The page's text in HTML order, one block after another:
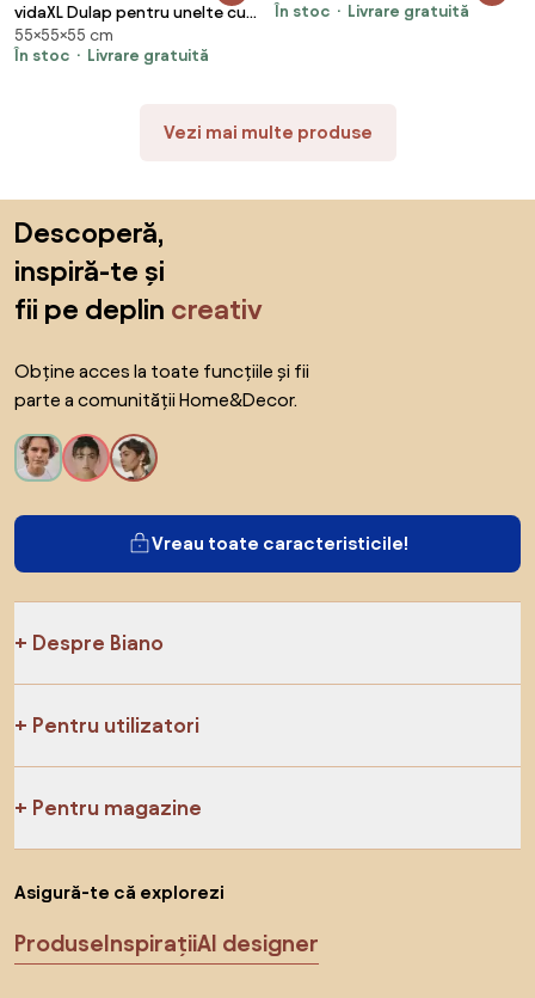
vidaXL Dulap pentru unelte cu
raft Roșu și gri 55 x 55 x 55 cm
55×55×55 cm
În stoc
Livrare gratuită
piese cu panouri de perete,
În stoc Livrare gratuită
Vezi mai multe produse
Descoperă,
inspiră-te și
fii pe deplin creativ
Obține acces la toate funcțiile și fii
parte a comunității Home&Decor.
Vreau toate caracteristicile!
Despre Biano
Pentru utilizatori
Pentru magazine
Asigură-te că explorezi
ProduseInspirațiiAI designer